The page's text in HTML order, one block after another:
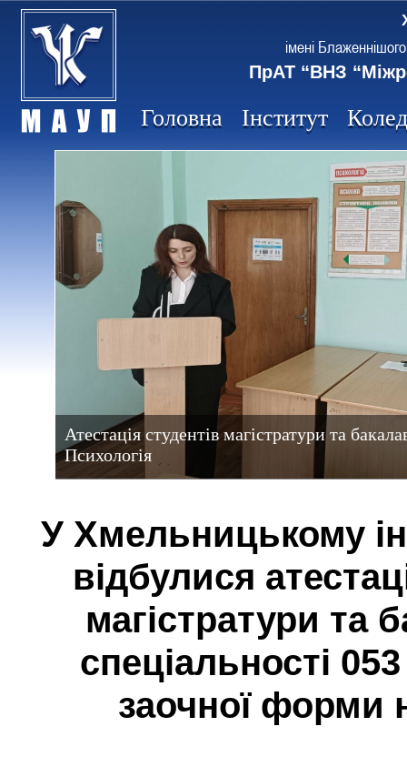
імені
ПрАТ “ВНЗ
Головна Інститут
Атестація студентів магістратури та
Психологія
У Хмельницькому
відбулися
магістратури та
спеціальності
заочної форми